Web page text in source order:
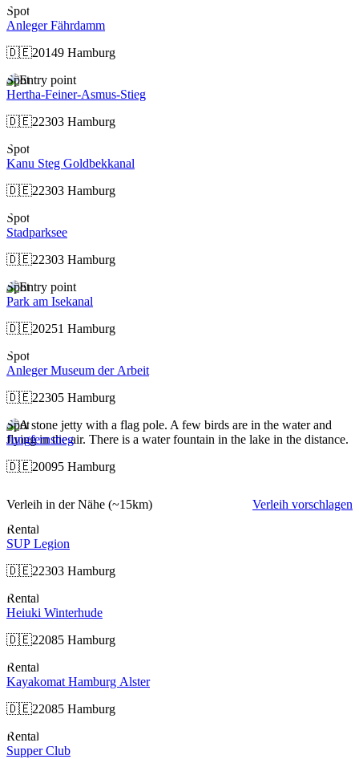
Spot
Anleger Fährdamm
🇩🇪20149 Hamburg
Spot
Hertha-Feiner-Asmus-Stieg
🇩🇪22303 Hamburg
Spot
Kanu Steg Goldbekkanal
🇩🇪22303 Hamburg
Spot
Stadparksee
🇩🇪22303 Hamburg
Spot
Park am Isekanal
🇩🇪20251 Hamburg
Spot
Anleger Museum der Arbeit
🇩🇪22305 Hamburg
Spot
Jungfernstieg
🇩🇪20095 Hamburg
Verleih in der Nähe (~15km)
Verleih vorschlagen
Rental
SUP Legion
🇩🇪22303 Hamburg
Rental
Heiuki Winterhude
🇩🇪22085 Hamburg
Rental
Kayakomat Hamburg Alster
🇩🇪22085 Hamburg
Rental
Supper Club